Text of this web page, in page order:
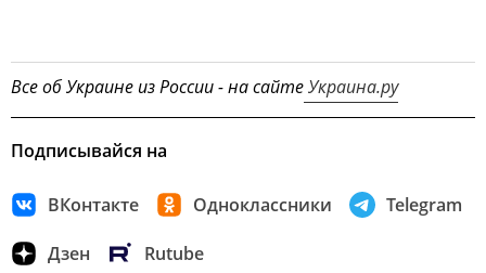
Все об Украине из России - на сайтеУкраина.ру
Подписывайся на
ВКонтакте Одноклассники Telegram
Дзен Rutube